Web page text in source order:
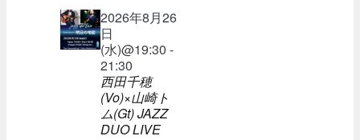
2026年8月26
日
(水)@19:30 -
21:30
西田千穂
(Vo)×山崎ト
ム(Gt) JAZZ
DUO LIVE